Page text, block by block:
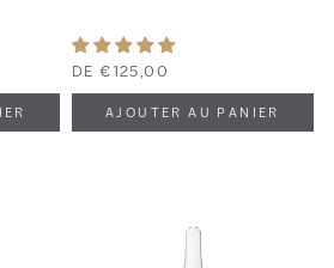
DE €125,00